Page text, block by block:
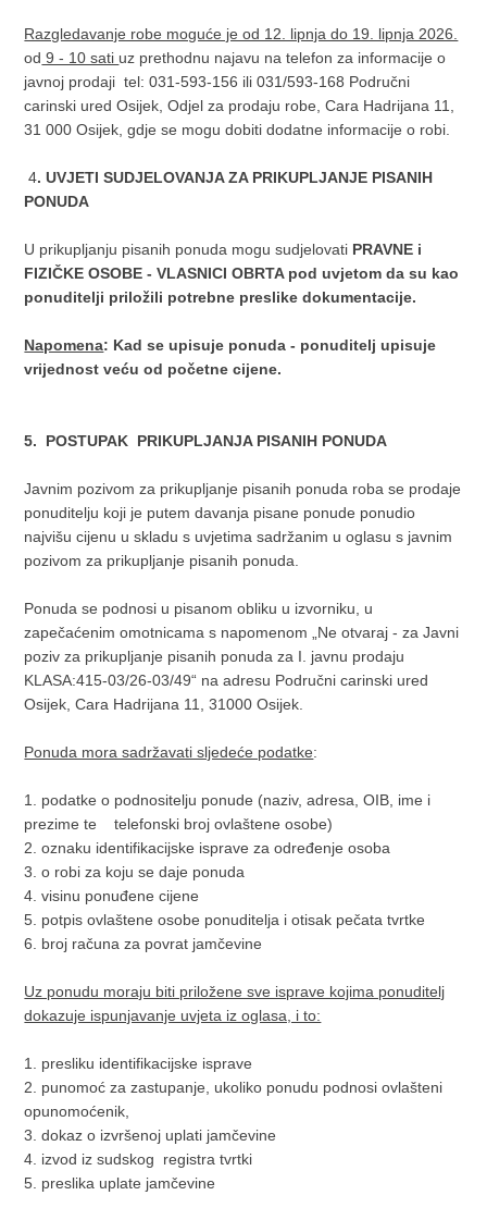
Razgledavanje robe moguće je od 12. lipnja do 19. lipnja 2026.
od 9 - 10 sati uz prethodnu najavu na telefon za informacije o
javnoj prodaji tel: 031-593-156 ili 031/593-168 Područni
carinski ured Osijek, Odjel za prodaju robe, Cara Hadrijana 11,
31 000 Osijek, gdje se mogu dobiti dodatne informacije o robi.
4. UVJETI SUDJELOVANJA ZA PRIKUPLJANJE PISANIH
PONUDA
U prikupljanju pisanih ponuda mogu sudjelovati PRAVNE i
FIZIČKE OSOBE - VLASNICI OBRTA pod uvjetom da su kao
ponuditelji priložili potrebne preslike dokumentacije.
Napomena: Kad se upisuje ponuda - ponuditelj upisuje
vrijednost veću od početne cijene.
5. POSTUPAK PRIKUPLJANJA PISANIH PONUDA
Javnim pozivom za prikupljanje pisanih ponuda roba se prodaje
ponuditelju koji je putem davanja pisane ponude ponudio
najvišu cijenu u skladu s uvjetima sadržanim u oglasu s javnim
pozivom za prikupljanje pisanih ponuda.
Ponuda se podnosi u pisanom obliku u izvorniku, u
zapečaćenim omotnicama s napomenom „Ne otvaraj - za Javni
poziv za prikupljanje pisanih ponuda za I. javnu prodaju
KLASA:415-03/26-03/49“ na adresu Područni carinski ured
Osijek, Cara Hadrijana 11, 31000 Osijek.
Ponuda mora sadržavati sljedeće podatke:
1. podatke o podnositelju ponude (naziv, adresa, OIB, ime i
prezime te telefonski broj ovlaštene osobe)
2. oznaku identifikacijske isprave za određenje osoba
3. o robi za koju se daje ponuda
4. visinu ponuđene cijene
5. potpis ovlaštene osobe ponuditelja i otisak pečata tvrtke
6. broj računa za povrat jamčevine
Uz ponudu moraju biti priložene sve isprave kojima ponuditelj
dokazuje ispunjavanje uvjeta iz oglasa, i to:
1. presliku identifikacijske isprave
2. punomoć za zastupanje, ukoliko ponudu podnosi ovlašteni
opunomoćenik,
3. dokaz o izvršenoj uplati jamčevine
4. izvod iz sudskog registra tvrtki
5. preslika uplate jamčevine